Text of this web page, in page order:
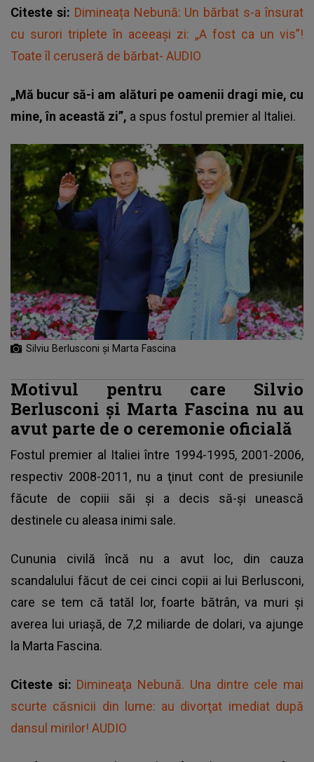
Citeste si: Dimineața Nebună: Un bărbat s-a însurat
cu surori triplete în aceeași zi: „A fost ca un vis”!
Toate îl ceruseră de bărbat- AUDIO
„Mă bucur să-i am alături pe oamenii dragi mie, cu
mine, în această zi”, a spus fostul premier al Italiei.
Silviu Berlusconi și Marta Fascina
Motivul pentru care Silvio
Berlusconi și Marta Fascina nu au
avut parte de o ceremonie oficială
Fostul premier al Italiei între 1994-1995, 2001-2006,
respectiv 2008-2011, nu a ţinut cont de presiunile
făcute de copiii săi şi a decis să-și unească
destinele cu aleasa inimi sale.
Cununia civilă încă nu a avut loc, din cauza
scandalului făcut de cei cinci copii ai lui Berlusconi,
care se tem că tatăl lor, foarte bătrân, va muri şi
averea lui uriaşă, de 7,2 miliarde de dolari, va ajunge
la Marta Fascina.
Citeste si: Dimineaţa Nebună. Una dintre cele mai
scurte căsnicii din lume: au divorţat imediat după
dansul mirilor! AUDIO